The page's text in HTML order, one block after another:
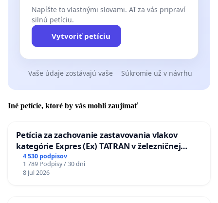
Napíšte to vlastnými slovami. AI za vás pripraví
silnú petíciu.
Vytvoriť petíciu
Vaše údaje zostávajú vaše Súkromie už v návrhu
Iné petície, ktoré by vás mohli zaujímať
Petícia za zachovanie zastavovania vlakov
kategórie Expres (Ex) TATRAN v železničnej
stanici Púchov
4 530 podpisov
1 789 Podpisy / 30 dni
8 Jul 2026